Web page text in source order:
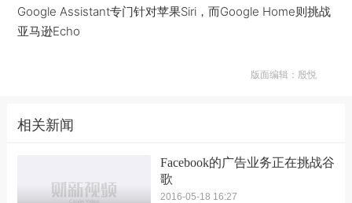
Google Assistant专门针对苹果Siri，而Google Home则挑战
亚马逊Echo
版面编辑：殷悦
相关新闻
Facebook的广告业务正在挑战谷
歌
2016-05-18 16:27